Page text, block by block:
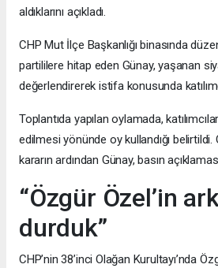
aldıklarını açıkladı.
CHP Mut İlçe Başkanlığı binasında
partililere hitap eden Günay, yaşanan
değerlendirerek istifa konusunda
Toplantıda yapılan oylamada,
edilmesi yönünde oy kullandığı belirtildi.
kararın ardından Günay, basın
“Özgür Özel’in
durduk”
CHP’nin 38’inci Olağan Kurultayı’nda